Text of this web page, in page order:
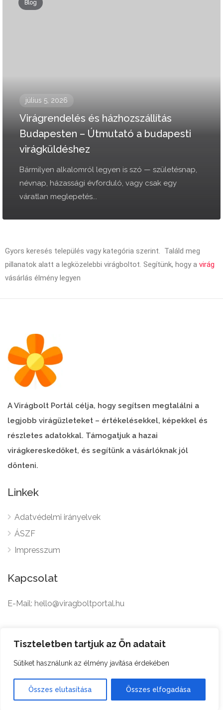
Tiszteletben tartjuk az Ön adatait
Sütiket használunk az élmény javítása érdekében
Összes elutasítása Összes elfogadása
Blog
július 5, 2026
Virágrendelés és házhozszállítás
Budapesten – Útmutató a budapesti
virágküldéshez
Bármilyen alkalomról legyen is szó — születésnap,
névnap, házassági évforduló, vagy csak egy
váratlan meglepetés...
Gyors keresés település vagy kategória szerint. Találd meg
pillanatok alatt a legközelebbi virágboltot. Segítünk, hogy a virág
vásárlás élmény legyen
A Virágbolt Portál célja, hogy segítsen megtalálni a
legjobb virágüzleteket – értékelésekkel, képekkel és
részletes adatokkal. Támogatjuk a hazai
virágkereskedőket, és segítünk a vásárlóknak jól
dönteni.
Linkek
Adatvédelmi irányelvek
ÁSZF
Impresszum
Kapcsolat
E-Mail: hello@viragboltportal.hu
English
German
Czech